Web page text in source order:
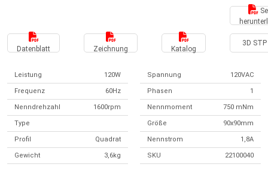
Datenblatt Zeichnung Katalog
3D STP
Leistung 120W Spannung 120VAC
Frequenz 60Hz Phasen 1
Nenndrehzahl 1600rpm Nennmoment 750 mNm
Type Größe 90x90mm
Profil Quadrat Nennstrom 1,8A
Gewicht 3,6kg SKU 22100040